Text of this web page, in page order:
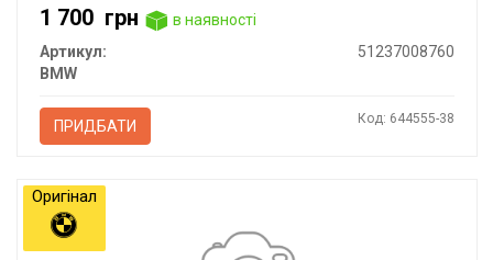
1 700 грн
в наявності
Артикул:
51237008760
BMW
ПРИДБАТИ Код: 644555-38
Оригінал